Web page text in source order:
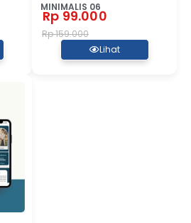
MINIMALIS 06
Rp 99.000
Rp 159.000
Lihat